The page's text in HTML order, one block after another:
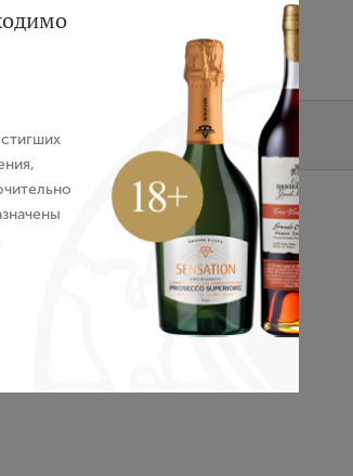
О бренде
вкус.